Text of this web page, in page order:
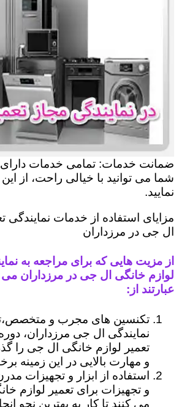
ضمانت خدمات: تمامی خدمات
شما می توانید با خیالی راحت، از
نمایید.
مزایای استفاده از خدمات نمایندگی
ال جی در مرزداران
از مزیت هایی که برای مراجعه به
لوازم خانگی ال جی در مرزداران می
عبارتند از:
تکنسین های مجرب و
نمایندگی ال جی مرزداران،
تعمیر لوازم خانگی ال جی را
و مهارت بالایی در این زمینه
استفاده از ابزار و تجهیزات
و تجهیزات برای تعمیر لوازم
می کنند تا کار به بهترین نحو